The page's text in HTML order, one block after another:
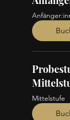
Mittelstufe